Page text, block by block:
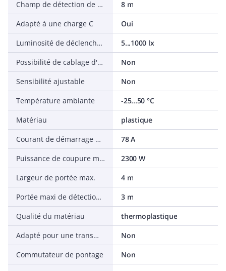
Champ de détection de diamètre au sol
8 m
Adapté à une charge C
Oui
Luminosité de déclenchement
5...1000 lx
Possibilité de cablage d'un variateur déporté
Non
Sensibilité ajustable
Non
Température ambiante
-25...50 °C
Matériau
plastique
Courant de démarrage max.
78 A
Puissance de coupure max.
2300 W
Largeur de portée max.
4 m
Portée maxi de détection à H=2,5
3 m
Qualité du matériau
thermoplastique
Adapté pour une transmission sans fil
Non
Commutateur de pontage
Non